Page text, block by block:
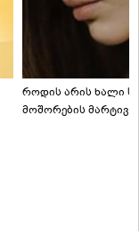
როდის არის ხალი
მოშორების